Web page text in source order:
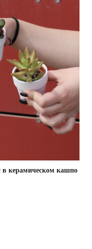
в керамическом кашпо